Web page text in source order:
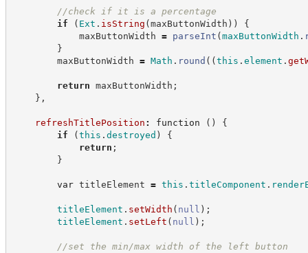
//check if it is a percentage
if
( Ext . isString (maxButtonWidth ) )
{
maxButtonWidth = parseInt (maxButtonWidth .
}
maxButtonWidth = Math . round ( (this . element .
return maxButtonWidth ;
} ,
refreshTitlePosition : function ( )
{
if
(this . destroyed )
{
return ;
}
var titleElement = this . titleComponent .
titleElement . setWidth ( null ) ;
titleElement . setLeft ( null ) ;
//set the min/max width of the left button